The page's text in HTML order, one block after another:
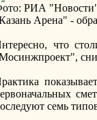
РИА
Арена" -
что
семь